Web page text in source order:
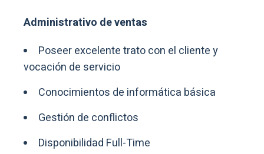
Administrativo de ventas
Poseer excelente trato con el cliente y
vocación de servicio
Conocimientos de informática básica
Gestión de conflictos
Disponibilidad Full-Time